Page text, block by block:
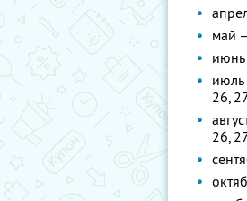
май
июнь
июль
26,
26,